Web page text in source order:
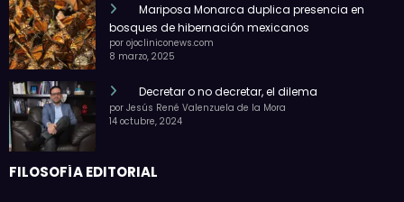
Mariposa Monarca duplica presencia en
bosques de hibernación mexicanos
por ojocliniconews.com
8 marzo, 2025
Decretar o no decretar, el dilema
por Jesús René Valenzuela de la Mora
14 octubre, 2024
FILOSOFÍA EDITORIAL